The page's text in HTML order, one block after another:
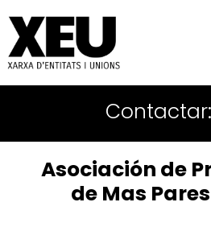
Contactar:
Asociación de
de Mas